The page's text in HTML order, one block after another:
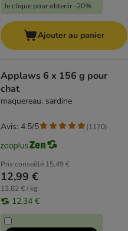
Je clique pour obtenir -20%
Ajouter au panier
Applaws 6 x 156 g pour
chat
maquereau, sardine
Prix conseillé 15,49 €
12,99 €
13,82 € / kg
12,34 €
Avis: 4.5/5 (1170)